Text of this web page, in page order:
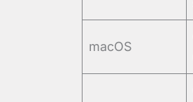
macOS